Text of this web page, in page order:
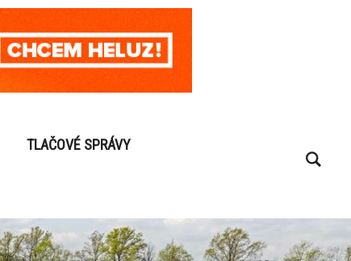
TLAČOVÉ SPRÁVY